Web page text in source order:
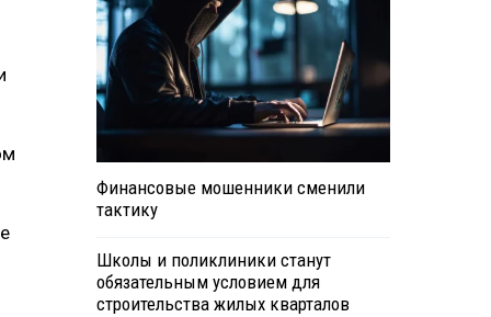
Финансовые мошенники сменили
тактику
Школы и поликлиники станут
обязательным условием для
строительства жилых кварталов